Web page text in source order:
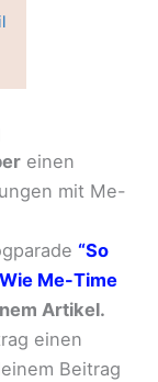
einen
mit Me-
“So
Me-Time
Artikel.
einen
Beitrag